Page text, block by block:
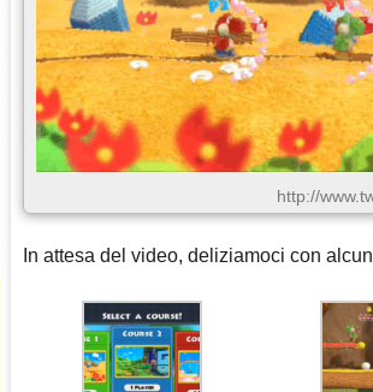
http://
In attesa del video, deliziamoci con